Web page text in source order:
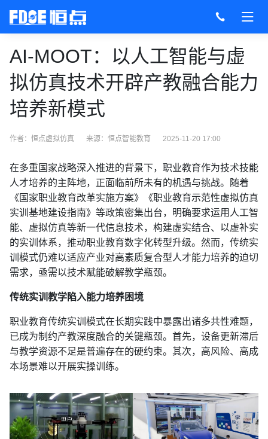
AI-MOOT：以人工智能与虚
拟仿真技术开辟产教融合能力
培养新模式
作者：恒点虚拟仿真 来源： 恒点智能教育 2025-11-20 17:00
在多重国家战略深入推进的背景下，职业教育作为技术技能
人才培养的主阵地，正面临前所未有的机遇与挑战。随着
《国家职业教育改革实施方案》《职业教育示范性虚拟仿真
实训基地建设指南》等政策密集出台，明确要求运用人工智
能、虚拟仿真等新一代信息技术，构建虚实结合、以虚补实
的实训体系，推动职业教育数字化转型升级。然而，传统实
训模式仍难以适应产业对高素质复合型人才能力培养的迫切
需求，亟需以技术赋能破解教学瓶颈。
传统实训教学陷入能力培养困境
职业教育传统实训模式在长期实践中暴露出诸多共性难题，
已成为制约产教深度融合的关键瓶颈。首先，设备更新滞后
与教学资源不足是普遍存在的硬约束。其次，高风险、高成
本场景难以开展实操训练。